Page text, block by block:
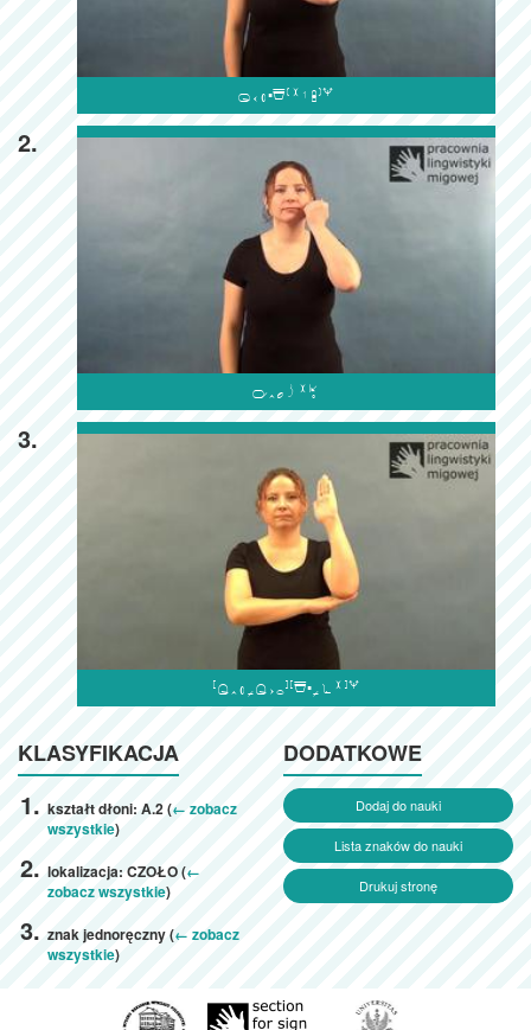

2.

3.

KLASYFIKACJA
kształt dłoni: A.2 (← zobacz
wszystkie)
lokalizacja: CZOŁO (←
zobacz wszystkie)
znak jednoręczny (← zobacz
wszystkie)
DODATKOWE
Dodaj do nauki
Lista znaków do nauki
Drukuj stronę